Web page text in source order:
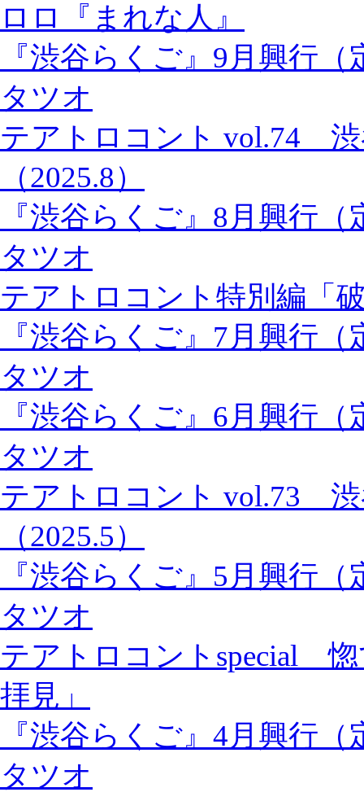
ロロ『まれな人』
『渋谷らくご』9月興行
タツオ
テアトロコント vol.74
（2025.8）
『渋谷らくご』8月興行
タツオ
テアトロコント特別編「
『渋谷らくご』7月興行
タツオ
『渋谷らくご』6月興行
タツオ
テアトロコント vol.73
（2025.5）
『渋谷らくご』5月興行
タツオ
テアトロコントspecial
拝見」
『渋谷らくご』4月興行
タツオ